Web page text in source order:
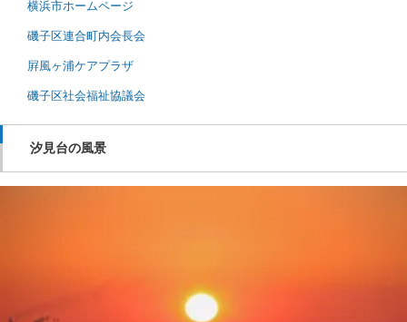
横浜市ホームページ
磯子区連合町内会長会
屛風ヶ浦ケアプラザ
磯子区社会福祉協議会
汐見台の風景